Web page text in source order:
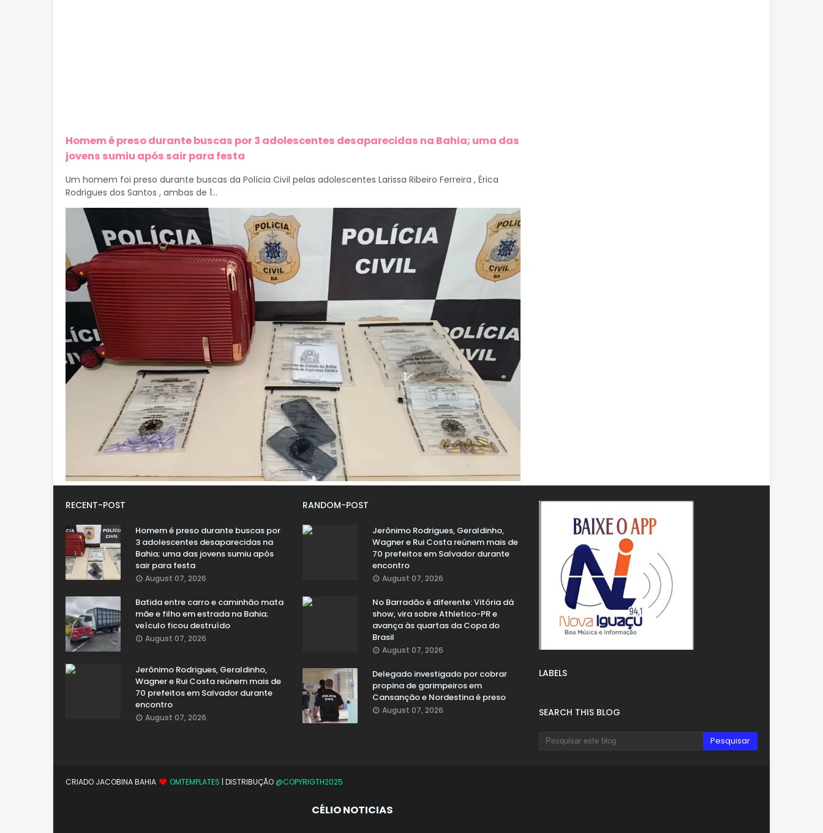
Homem é preso durante buscas por 3 adolescentes desaparecidas na Bahia; uma das
jovens sumiu após sair para festa
Um homem foi preso durante buscas da Polícia Civil pelas adolescentes Larissa Ribeiro Ferreira , Érica
Rodrigues dos Santos , ambas de 1...
RECENT-POST
Homem é preso durante buscas por
3 adolescentes desaparecidas na
Bahia; uma das jovens sumiu após
sair para festa
August 07, 2026
Batida entre carro e caminhão mata
mãe e filho em estrada na Bahia;
veículo ficou destruído
August 07, 2026
Jerônimo Rodrigues, Geraldinho,
Wagner e Rui Costa reúnem mais de
70 prefeitos em Salvador durante
encontro
August 07, 2026
RANDOM-POST
Jerônimo Rodrigues, Geraldinho,
Wagner e Rui Costa reúnem mais de
70 prefeitos em Salvador durante
encontro
August 07, 2026
No Barradão é diferente: Vitória dá
show, vira sobre Athletico-PR e
avança às quartas da Copa do
Brasil
August 07, 2026
Delegado investigado por cobrar
propina de garimpeiros em
Cansanção e Nordestina é preso
August 07, 2026
LABELS
SEARCH THIS BLOG
CRIADO JACOBINA BAHIA OMTEMPLATES | DISTRIBUÇÃO @COPYRIGTH2025
CÉLIO NOTICIAS